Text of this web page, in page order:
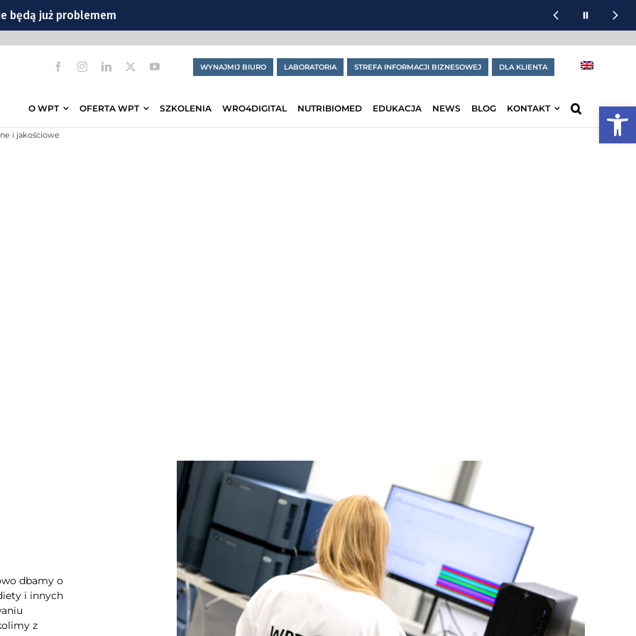
będą już problemem
ćwiczenia
WYNAJMIJ BIURO LABORATORIA STREFA INFORMACJI BIZNESOWEJ DLA KLIENTA
O WPT OFERTA WPT SZKOLENIA WRO4DIGITAL NUTRIBIOMED EDUKACJA NEWS BLOG KONTAKT
i jakościowe
dbamy o
i innych
z